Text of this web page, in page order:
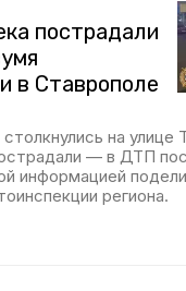
пострадали
в Ставрополе
на улице
— в ДТП
информацией
региона.